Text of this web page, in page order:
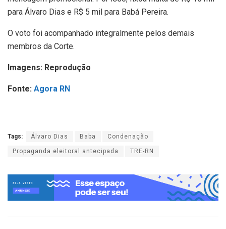
para Álvaro Dias e R$ 5 mil para Babá Pereira.
O voto foi acompanhado integralmente pelos demais
membros da Corte.
Imagens: Reprodução
Fonte: Agora RN
Tags: Álvaro Dias Baba Condenação
Propaganda eleitoral antecipada TRE-RN